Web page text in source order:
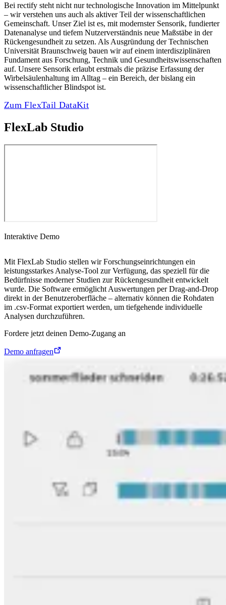
Bei rectify steht nicht nur technologische Innovation im Mittelpunkt
– wir verstehen uns auch als aktiver Teil der wissenschaftlichen
Gemeinschaft. Unser Ziel ist es, mit modernster Sensorik, fundierter
Datenanalyse und tiefem Nutzerverständnis neue Maßstäbe in der
Rückengesundheit zu setzen. Als Ausgründung der Technischen
Universität Braunschweig bauen wir auf einem interdisziplinären
Fundament aus Forschung, Technik und Gesundheitswissenschaften
auf. Unsere Sensorik erlaubt erstmals die präzise Erfassung der
Wirbelsäulenhaltung im Alltag – ein Bereich, der bislang ein
wissenschaftlicher Blindspot ist.
Zum FlexTail DataKit
FlexLab Studio
Interaktive Demo
Mit FlexLab Studio stellen wir Forschungseinrichtungen ein
leistungsstarkes Analyse-Tool zur Verfügung, das speziell für die
Bedürfnisse moderner Studien zur Rückengesundheit entwickelt
wurde. Die Software ermöglicht Auswertungen per Drag-and-Drop
direkt in der Benutzeroberfläche – alternativ können die Rohdaten
im .csv-Format exportiert werden, um tiefgehende individuelle
Analysen durchzuführen.
Fordere jetzt deinen Demo-Zugang an
Demo anfragen